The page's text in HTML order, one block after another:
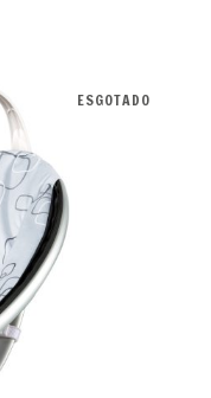
ESGOTADO